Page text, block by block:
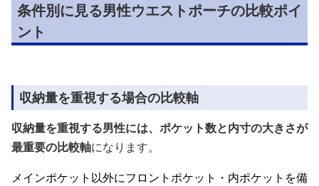
条件別に見る男性ウエストポーチの比較ポイ
ント
収納量を重視する場合の比較軸
収納量を重視する男性には、ポケット数と内寸の大きさが
最重要の比較軸になります。
メインポケット以外にフロントポケット・内ポケットを備